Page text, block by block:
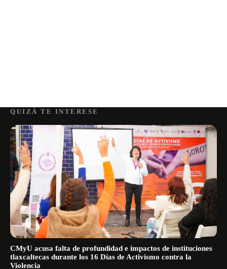
QUIZÁ TE INTERESE
CMyU acusa falta de profundidad e impactos de instituciones
tlaxcaltecas durante los 16 Días de Activismo contra la
Violencia